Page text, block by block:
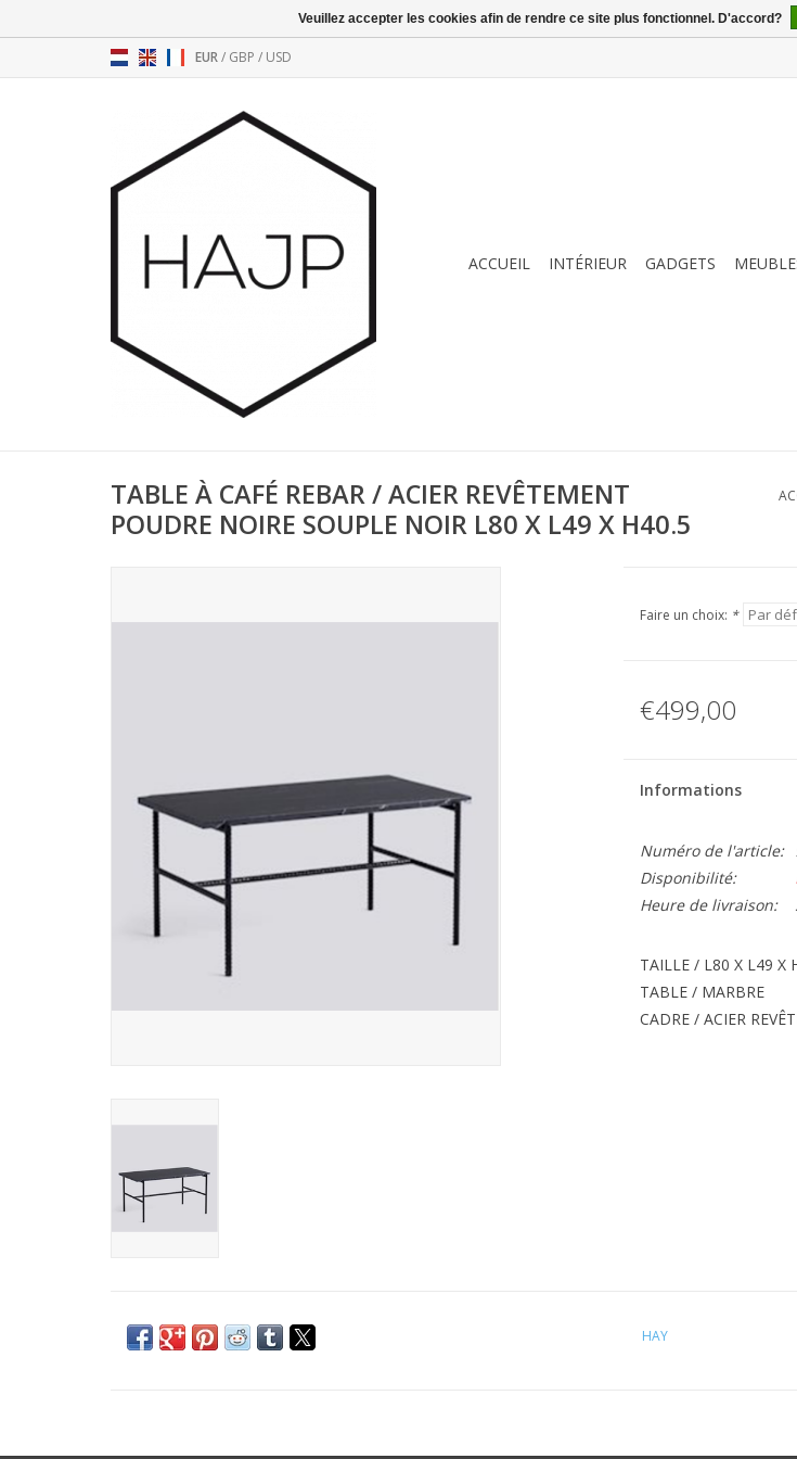
EUR/ GBP / USD
ACCUEIL INTÉRIEUR GADGETS
TABLE À CAFÉ REBAR / ACIER REVÊTEMENT
POUDRE NOIRE SOUPLE NOIR L80 X L49 X H40.5
Faire un choix: *
€499,00
Informations
Numéro de l'article:
Disponibilité:
Heure de livraison:
TAILLE / L80 X L49 X
TABLE / MARBRE
CADRE / ACIER
HAY
Veuillez accepter les cookies afin de rendre ce site plus fonctionnel. D'accord?